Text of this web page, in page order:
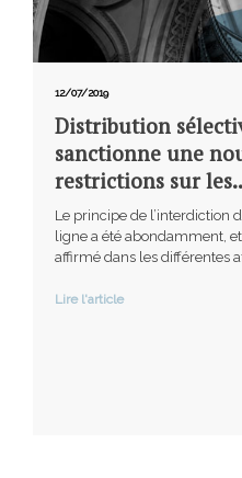
12/07/2019
Distribution
sanctionne une
restrictions sur
Le principe de l’interdiction
ligne a été abondamment,
affirmé dans les différentes
Lire l'article